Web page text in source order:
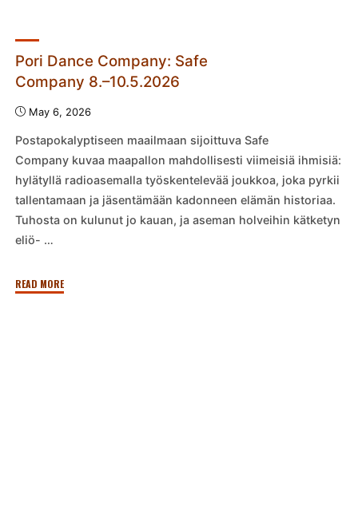
Pori Dance Company: Safe
Company 8.–10.5.2026
May 6, 2026
Postapokalyptiseen maailmaan sijoittuva Safe
Company kuvaa maapallon mahdollisesti viimeisiä ihmisiä:
hylätyllä radioasemalla työskentelevää joukkoa, joka pyrkii
tallentamaan ja jäsentämään kadonneen elämän historiaa.
Tuhosta on kulunut jo kauan, ja aseman holveihin kätketyn
eliö- …
READ MORE"Pori